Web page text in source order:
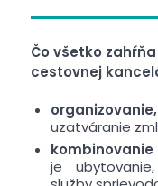
Čo všetko
cestovnej
uzatváranie
kombinovanie
je